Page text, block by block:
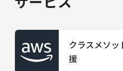
クラスメソッ
援